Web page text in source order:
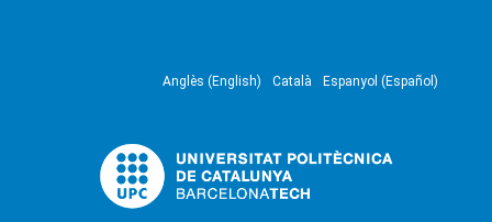
Anglès (English) Català Espanyol (Español)